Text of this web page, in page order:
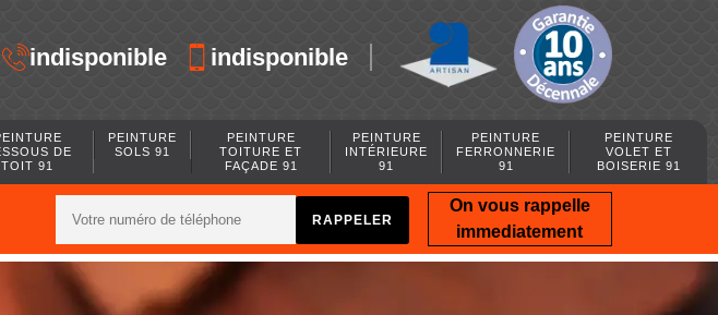
indisponible indisponible
DE
TOIT 91
PEINTURE
SOLS 91
PEINTURE
TOITURE ET
FAÇADE 91
PEINTURE
INTÉRIEURE
91
PEINTURE
FERRONNERIE
91
PEINTURE
VOLET ET
BOISERIE 91
On vous rappelle
immediatement